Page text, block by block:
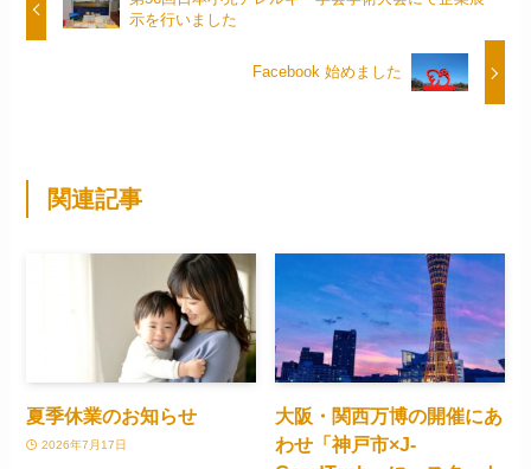
示を行いました
Facebook 始めました
関連記事
夏季休業のお知らせ
2026年7月17日
大阪・関西万博の開催にあ
わせ「神戸市×J-